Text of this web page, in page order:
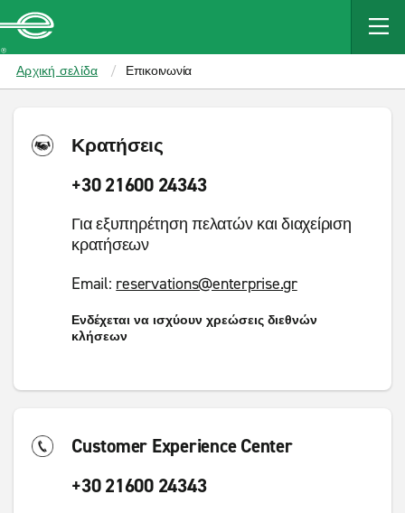
MAIN
CONTENT
Enterprise
Αρχική σελίδα Επικοινωνία
Κρατήσεις
+30 21600 24343
Για εξυπηρέτηση πελατών και διαχείριση
κρατήσεων
Email: reservations@enterprise.gr
Ενδέχεται να ισχύουν χρεώσεις διεθνών
κλήσεων
Customer Experience Center
+30 21600 24343